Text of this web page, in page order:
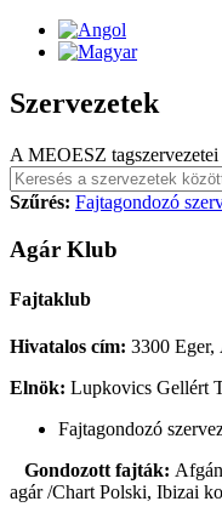
Szervezetek
A MEOESZ tagszervezetei
Szűrés: Fajtagondozó
Agár Klub
Fajtaklub
Hivatalos cím: 3300
Elnök: Lupkovics Gellért
Fajtagondozó
Gondozott fajták:
agár /Chart Polski, Ibizai